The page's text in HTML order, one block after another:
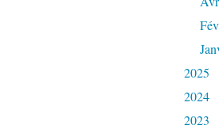
2025
2024
2023